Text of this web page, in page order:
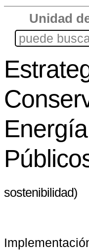
Unidad
sostenibilidad)